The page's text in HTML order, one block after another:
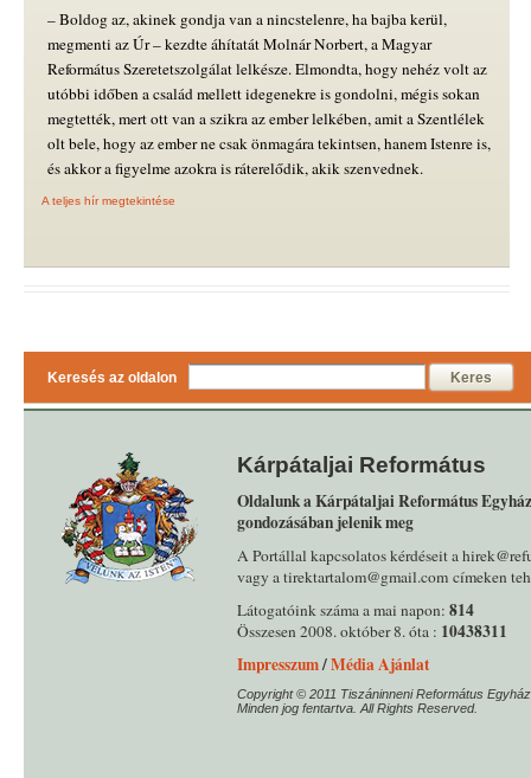
– Boldog az, akinek gondja van a nincstelenre, ha bajba kerül,
megmenti az Úr – kezdte áhítatát Molnár Norbert, a Magyar
Református Szeretetszolgálat lelkésze. Elmondta, hogy nehéz volt az
utóbbi időben a család mellett idegenekre is gondolni, mégis sokan
megtették, mert ott van a szikra az ember lelkében, amit a Szentlélek
olt bele, hogy az ember ne csak önmagára tekintsen, hanem Istenre is,
és akkor a figyelme azokra is ráterelődik, akik szenvednek.
A teljes hír megtekintése
Keresés az oldalon Keres
Kárpátaljai Református
Oldalunk a Kárpátaljai Református
gondozásában jelenik meg
A Portállal kapcsolatos kérdéseit a
vagy a tirektartalom@gmail.com címeken
Látogatóink száma a mai napon: 814
Összesen 2008. október 8. óta : 10438311
Impresszum/Média Ajánlat
Copyright © 2011 Tiszáninneni Református
Minden jog fentartva. All Rights Reserved.